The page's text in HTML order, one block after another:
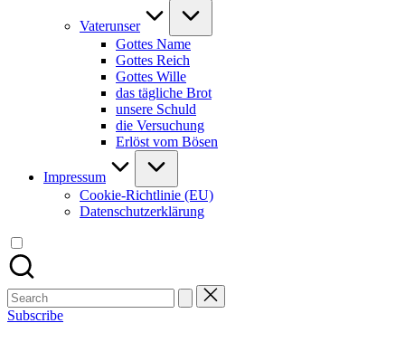
Vaterunser
Gottes Name
Gottes Reich
Gottes Wille
das tägliche Brot
unsere Schuld
die Versuchung
Erlöst vom Bösen
Impressum
Cookie-Richtlinie (EU)
Datenschutzerklärung
Search
for:
Subscribe